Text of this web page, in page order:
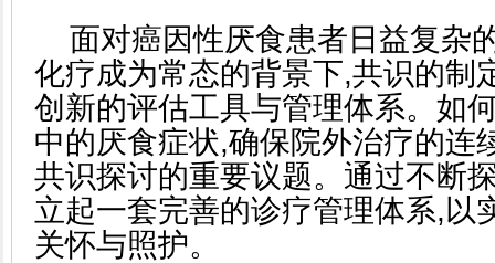
面对癌因性厌食患者日益复杂
化疗成为常态的背景下,共识的制
创新的评估工具与管理体系。如
中的厌食症状,确保院外治疗的连
共识探讨的重要议题。通过不断
立起一套完善的诊疗管理体系,以
关怀与照护。